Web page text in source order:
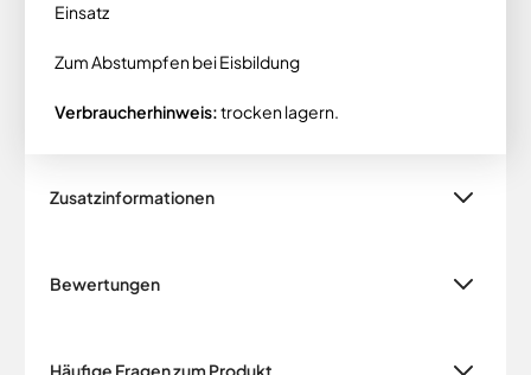
Einsatz
Zum Abstumpfen bei Eisbildung
Verbraucherhinweis:trocken lagern.
Zusatzinformationen
Bewertungen
Häufige Fragen zum Produkt